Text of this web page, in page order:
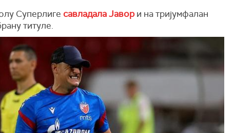
Суперлиге савладала Јавори на тријумфалан
титуле.